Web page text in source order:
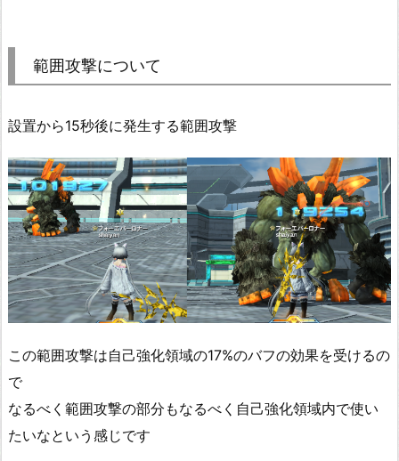
範囲攻撃について
設置から15秒後に発生する範囲攻撃
この範囲攻撃は自己強化領域の17%のバフの効果を受けるの
で
なるべく範囲攻撃の部分もなるべく自己強化領域内で使い
たいなという感じです